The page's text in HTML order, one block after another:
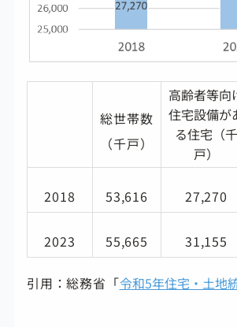
総世帯数
（千戸）
高齢者等向
住宅設備が
る住宅（千
戸）
2018 53,616 27,270
2023 55,665 31,155
引用：総務省「令和5年住宅・土地